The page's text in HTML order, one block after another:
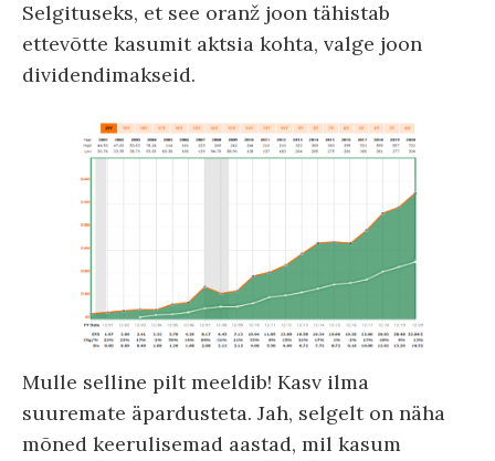
Selgituseks, et see oranž joon tähistab
ettevõtte kasumit aktsia kohta, valge joon
dividendimakseid.
Mulle selline pilt meeldib! Kasv ilma
suuremate äpardusteta. Jah, selgelt on näha
mõned keerulisemad aastad, mil kasum